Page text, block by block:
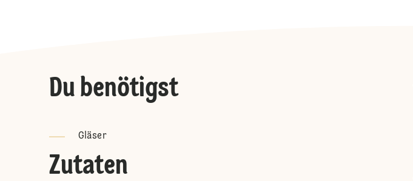
Du benötigst
Gläser
Zutaten